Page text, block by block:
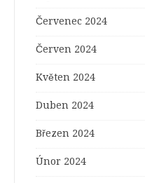
Červenec 2024
Červen 2024
Květen 2024
Duben 2024
Březen 2024
Únor 2024